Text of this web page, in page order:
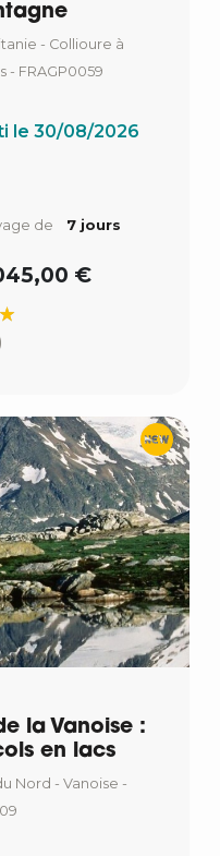
- Collioure à
- FRAGP0059
le 30/08/2026
de 7 jours
€
la Vanoise :
en lacs
Nord - Vanoise -